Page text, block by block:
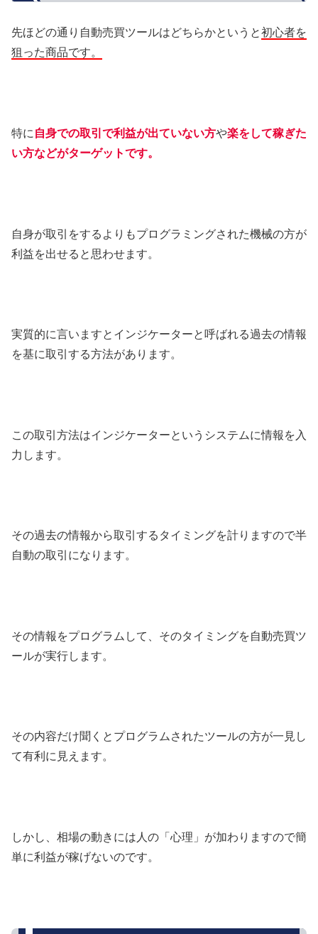
先ほどの通り自動売買ツールはどちらかというと初心者を
狙った商品です。
特に 自身での取引で利益が出ていない方や楽をして稼ぎた
い方などがターゲットです。
自身が取引をするよりもプログラミングされた機械の方が
利益を出せると思わせます。
実質的に言いますとインジケーターと呼ばれる過去の情報
を基に取引する方法があります。
この取引方法はインジケーターというシステムに情報を入
力します。
その過去の情報から取引するタイミングを計りますので半
自動の取引になります。
その情報をプログラムして、そのタイミングを自動売買ツ
ールが実行します。
その内容だけ聞くとプログラムされたツールの方が一見し
て有利に見えます。
しかし、相場の動きには人の「心理」が加わりますので簡
単に利益が稼げないのです。